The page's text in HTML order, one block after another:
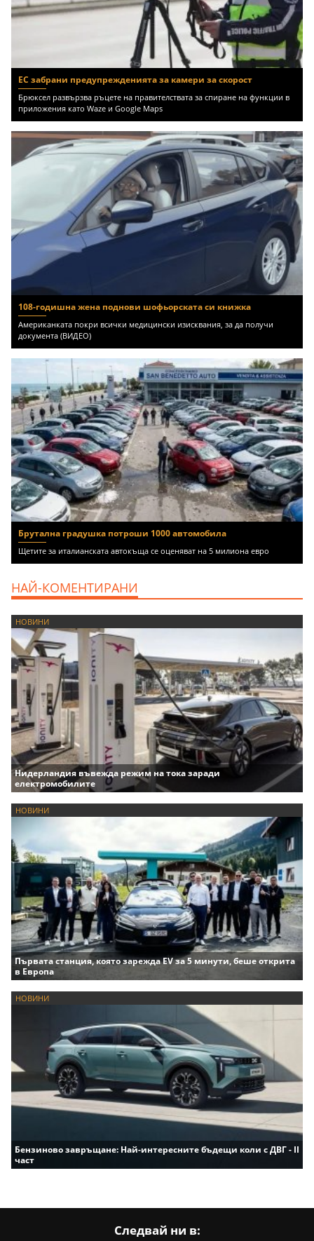
ЕС забрани предупрежденията за камери за скорост
Брюксел развързва ръцете на правителствата за спиране на функции в
приложения като Waze и Google Maps
108-годишна жена поднови шофьорската си книжка
Американката покри всички медицински изисквания, за да получи
документа (ВИДЕО)
Брутална градушка потроши 1000 автомобила
Щетите за италианската автокъща се оценяват на 5 милиона евро
НАЙ-КОМЕНТИРАНИ
НОВИНИ
Нидерландия въвежда режим на тока заради
електромобилите
НОВИНИ
Първата станция, която зарежда EV за 5 минути, беше открита
в Европа
НОВИНИ
Бензиново завръщане: Най-интересните бъдещи коли с ДВГ - II
част
Следвай ни в: